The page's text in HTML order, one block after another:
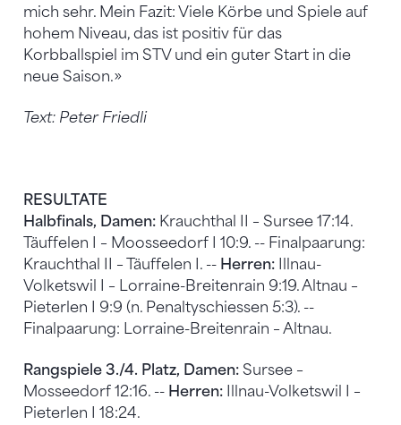
mich sehr. Mein Fazit: Viele Körbe und Spiele auf
hohem Niveau, das ist positiv für das
Korbballspiel im STV und ein guter Start in die
neue Saison.»
Text: Peter Friedli
RESULTATE
Halbfinals, Damen: Krauchthal II – Sursee 17:14.
Täuffelen I – Moosseedorf I 10:9. -- Finalpaarung:
Krauchthal II – Täuffelen I. -- Herren: Illnau-
Volketswil I – Lorraine-Breitenrain 9:19. Altnau –
Pieterlen I 9:9 (n. Penaltyschiessen 5:3). --
Finalpaarung: Lorraine-Breitenrain – Altnau.
Rangspiele 3./4. Platz, Damen: Sursee –
Mosseedorf 12:16. -- Herren: Illnau-Volketswil I –
Pieterlen I 18:24.